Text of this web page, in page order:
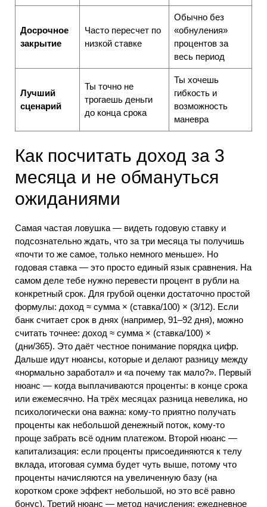
Досрочное
закрытие
Часто пересчет по
низкой ставке
Обычно без
«обнуления»
процентов за
весь период
Лучший
сценарий
Ты точно не
трогаешь деньги
до конца срока
Ты хочешь
гибкость и
возможность
маневра
Как посчитать доход за 3
месяца и не обмануться
ожиданиями
Самая частая ловушка — видеть годовую ставку и
подсознательно ждать, что за три месяца ты получишь
«почти то же самое, только немного меньше». Но
годовая ставка — это просто единый язык сравнения. На
самом деле тебе нужно перевести процент в рубли на
конкретный срок. Для грубой оценки достаточно простой
формулы: доход ≈ сумма × (ставка/100) × (3/12). Если
банк считает срок в днях (например, 91–92 дня), можно
считать точнее: доход ≈ сумма × (ставка/100) ×
(дни/365). Это даёт честное понимание порядка цифр.
Дальше идут нюансы, которые и делают разницу между
«нормально заработал» и «а почему так мало?». Первый
нюанс — когда выплачиваются проценты: в конце срока
или ежемесячно. На трёх месяцах разница невелика, но
психологически она важна: кому-то приятно получать
проценты как небольшой денежный поток, кому-то
проще забрать всё одним платежом. Второй нюанс —
капитализация: если проценты присоединяются к телу
вклада, итоговая сумма будет чуть выше, потому что
проценты начисляются на увеличенную базу (на
коротком сроке эффект небольшой, но это всё равно
бонус). Третий нюанс — метод начисления: ежедневное